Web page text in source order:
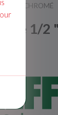
CHROMÉ
1/2